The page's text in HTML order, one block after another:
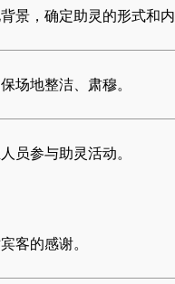
景，确定助灵的形式和
场地整洁、肃穆。
员参与助灵活动。
客的感谢。